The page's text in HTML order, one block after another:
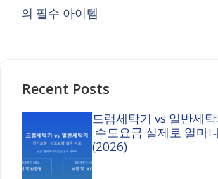
의 필수 아이템
Recent Posts
드럼세탁기 vs 일반세
·수도요금 실제로 얼마
(2026)